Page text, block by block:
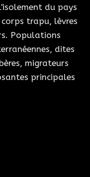
du pays
trapu, lèvres
Populations
dites
migrateurs
principales